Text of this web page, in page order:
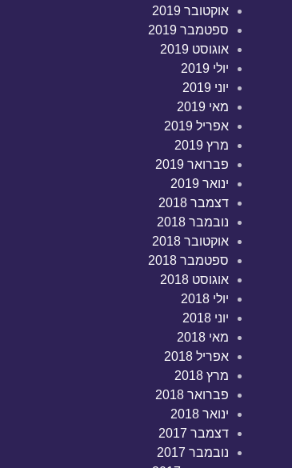
אוקטובר 2019
ספטמבר 2019
אוגוסט 2019
יולי 2019
יוני 2019
מאי 2019
אפריל 2019
מרץ 2019
פברואר 2019
ינואר 2019
דצמבר 2018
נובמבר 2018
אוקטובר 2018
ספטמבר 2018
אוגוסט 2018
יולי 2018
יוני 2018
מאי 2018
אפריל 2018
מרץ 2018
פברואר 2018
ינואר 2018
דצמבר 2017
נובמבר 2017